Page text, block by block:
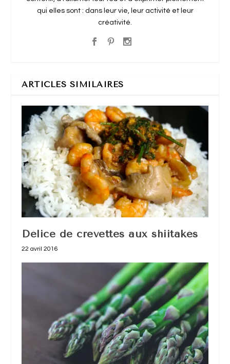
qui elles sont : dans leur vie, leur activité et leur
créativité.
ARTICLES SIMILAIRES
Délice de crevettes aux shiitakés
22 avril 2016